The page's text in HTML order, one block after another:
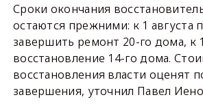
Сроки окончания
остаются прежними: к 1 августа
завершить ремонт 20-го дома, к
восстановление 14-го дома.
восстановления власти оценят
завершения, уточнил Павел